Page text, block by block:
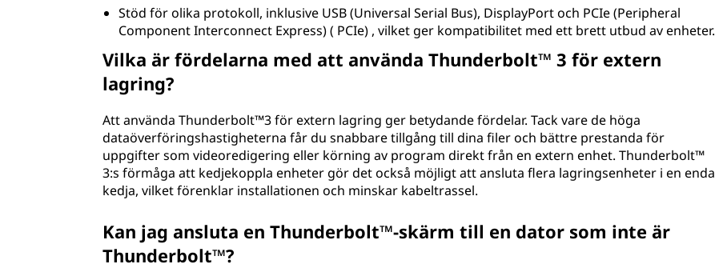
Stöd för olika protokoll, inklusive USB (Universal Serial Bus), DisplayPort och PCIe (Peripheral
Component Interconnect Express) ( PCIe) , vilket ger kompatibilitet med ett brett utbud av enheter.
Vilka är fördelarna med att använda Thunderbolt™ 3 för extern
lagring?
Att använda Thunderbolt™3 för extern lagring ger betydande fördelar. Tack vare de höga
dataöverföringshastigheterna får du snabbare tillgång till dina filer och bättre prestanda för
uppgifter som videoredigering eller körning av program direkt från en extern enhet. Thunderbolt™
3:s förmåga att kedjekoppla enheter gör det också möjligt att ansluta flera lagringsenheter i en enda
kedja, vilket förenklar installationen och minskar kabeltrassel.
Kan jag ansluta en Thunderbolt™-skärm till en dator som inte är
Thunderbolt™?